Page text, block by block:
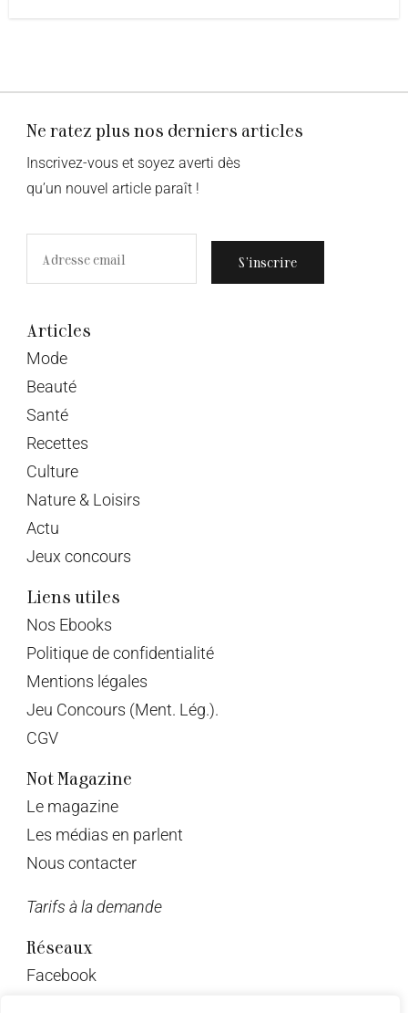
Ne ratez plus nos derniers articles
Inscrivez-vous et soyez averti dès
qu’un nouvel article paraît !
S’inscrire
Articles
Mode
Beauté
Santé
Recettes
Culture
Nature & Loisirs
Actu
Jeux concours
Liens utiles
Nos Ebooks
Politique de confidentialité
Mentions légales
Jeu Concours (Ment. Lég.).
CGV
Not Magazine
Le magazine
Les médias en parlent
Nous contacter
Tarifs à la demande
Réseaux
Facebook